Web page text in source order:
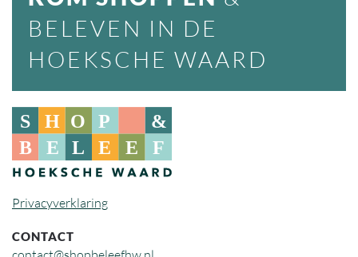
BELEVEN IN DE
HOEKSCHE WAARD
Privacyverklaring
CONTACT